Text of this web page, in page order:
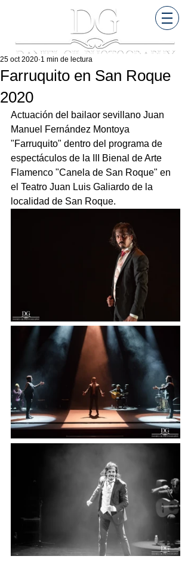
Farruquito en San Roque
2020
25 oct 2020 1 min de lectura
Actuación del bailaor sevillano Juan
Manuel Fernández Montoya
"Farruquito" dentro del programa de
espectáculos de la III Bienal de Arte
Flamenco "Canela de San Roque" en
el Teatro Juan Luis Galiardo de la
localidad de San Roque.